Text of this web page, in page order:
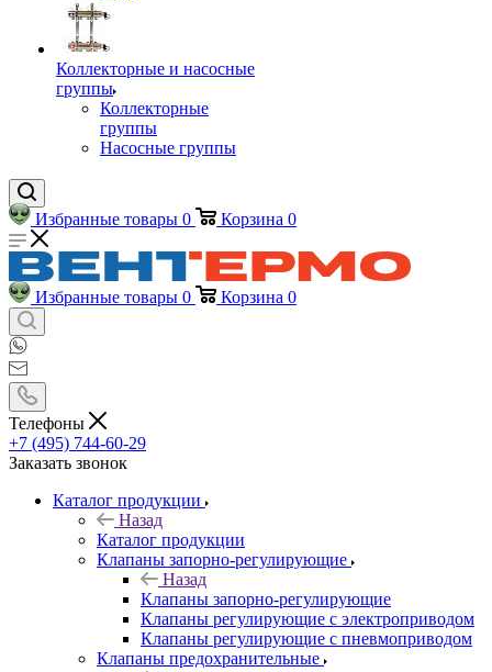
Коллекторные и насосные
группы
Коллекторные
группы
Насосные группы
Избранные товары 0 Корзина 0
Избранные товары 0 Корзина 0
Телефоны
+7 (495) 744-60-29
Заказать звонок
Каталог продукции
Назад
Каталог продукции
Клапаны запорно-регулирующие
Назад
Клапаны запорно-регулирующие
Клапаны регулирующие с электроприводом
Клапаны регулирующие с пневмоприводом
Клапаны предохранительные